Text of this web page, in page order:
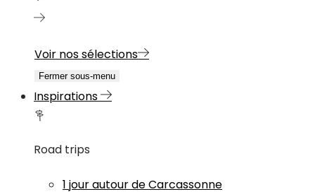
Voir nos sélections
Fermer sous-menu
Inspirations
Road trips
1 jour autour de Carcassonne